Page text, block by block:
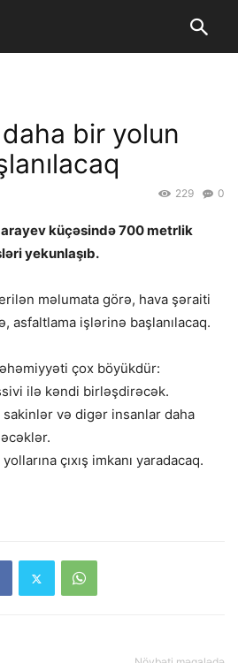
bir yolun
0
229
küçəsində 700 metrlik
yekunlaşıb.
məlumata görə, hava şəraiti
asfaltlama işlərinə başlanılacaq.
çox böyükdür:
ilə kəndi birləşdirəcək.
sakinlər və digər insanlar daha
çıxış imkanı yaradacaq.